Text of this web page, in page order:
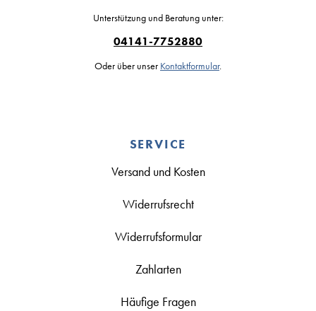
Unterstützung und Beratung unter:
04141-7752880
Oder über unser Kontaktformular.
SERVICE
Versand und Kosten
Widerrufsrecht
Widerrufsformular
Zahlarten
Häufige Fragen